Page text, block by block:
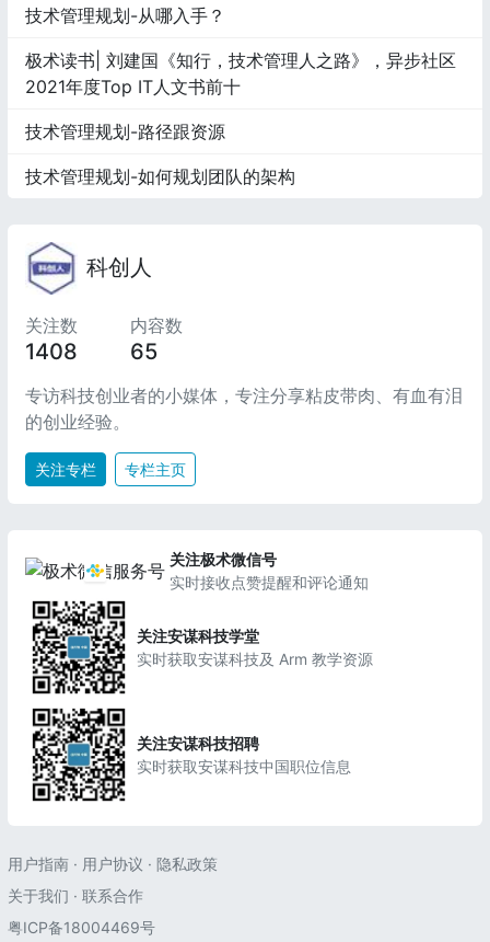
技术管理规划-从哪入手？
极术读书| 刘建国《知行，技术管理人之路》，异步社区
2021年度Top IT人文书前十
技术管理规划-路径跟资源
技术管理规划-如何规划团队的架构
科创人
关注数
1408
内容数
65
专访科技创业者的小媒体，专注分享粘皮带肉、有血有泪
的创业经验。
关注专栏 专栏主页
关注极术微信号
实时接收点赞提醒和评论通知
关注安谋科技学堂
实时获取安谋科技及 Arm 教学资源
关注安谋科技招聘
实时获取安谋科技中国职位信息
用户指南 · 用户协议 · 隐私政策
关于我们 · 联系合作
粤ICP备18004469号